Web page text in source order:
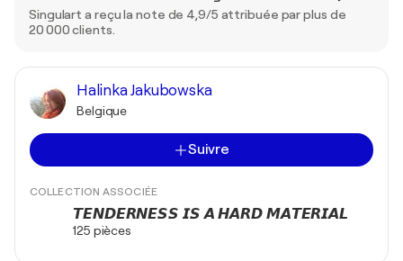
Singulart a reçu la note de 4,9/5 attribuée par plus de
20 000 clients.
Halinka Jakubowska
Belgique
Suivre
COLLECTION ASSOCIÉE
𝙏𝙀𝙉𝘿𝙀𝙍𝙉𝙀𝙎𝙎 𝙄𝙎 𝘼 𝙃𝘼𝙍𝘿 𝙈𝘼𝙏𝙀𝙍𝙄𝘼𝙇
125 pièces